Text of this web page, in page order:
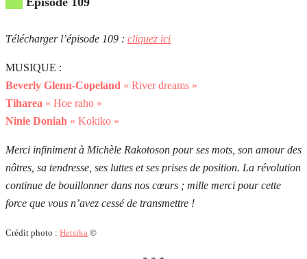
Télécharger l’épisode 109 : cliquez ici
MUSIQUE :
Beverly Glenn-Copeland « River dreams »
Tiharea « Hoe raho »
Ninie Doniah « Kokiko »
Merci infiniment à Michèle Rakotoson pour ses mots, son amour des
nôtres, sa tendresse, ses luttes et ses prises de position. La révolution
continue de bouillonner dans nos cœurs ; mille merci pour cette
force que vous n’avez cessé de transmettre !
Crédit photo : Hetsika ©